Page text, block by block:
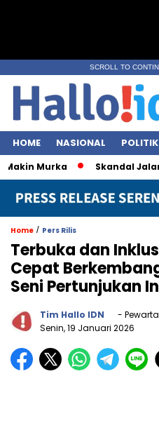
SCROLL TO
HOME NASIONAL POLITIK
Murka Skandal
Home / Pers Rilis
Terbuka dan
Cepat
Seni Pertunjukan
Tim Hallo IDN
- Pewarta
Senin, 19 Januari 2026